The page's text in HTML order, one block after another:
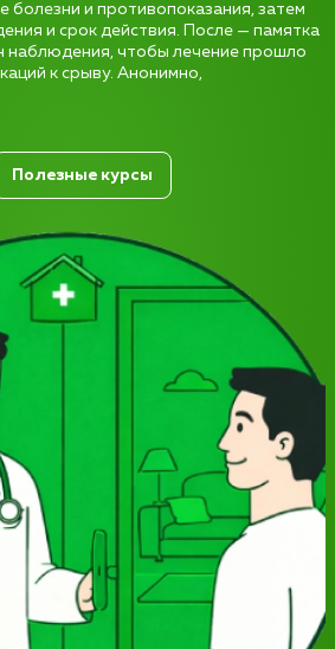
болезни и противопоказания, затем
и срок действия. После — памятка
наблюдения, чтобы лечение прошло
к срыву. Анонимно,
Полезные курсы